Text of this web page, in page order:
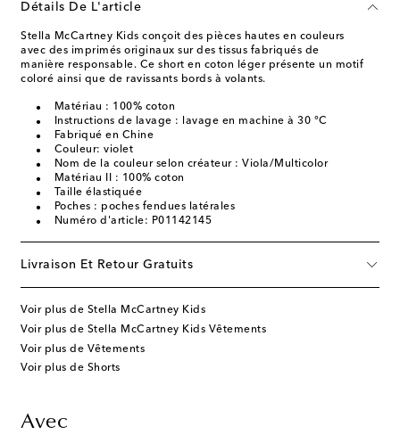
Détails De L'article
Stella McCartney Kids conçoit des pièces hautes en couleurs
avec des imprimés originaux sur des tissus fabriqués de
manière responsable. Ce short en coton léger présente un motif
coloré ainsi que de ravissants bords à volants.
Matériau : 100% coton
Instructions de lavage : lavage en machine à 30 °C
Fabriqué en Chine
Couleur: violet
Nom de la couleur selon créateur : Viola/Multicolor
Matériau II : 100% coton
Taille élastiquée
Poches : poches fendues latérales
Numéro d'article: P01142145
Livraison Et Retour Gratuits
Voir plus de Stella McCartney Kids
Voir plus de Stella McCartney Kids Vêtements
Voir plus de Vêtements
Voir plus de Shorts
Avec